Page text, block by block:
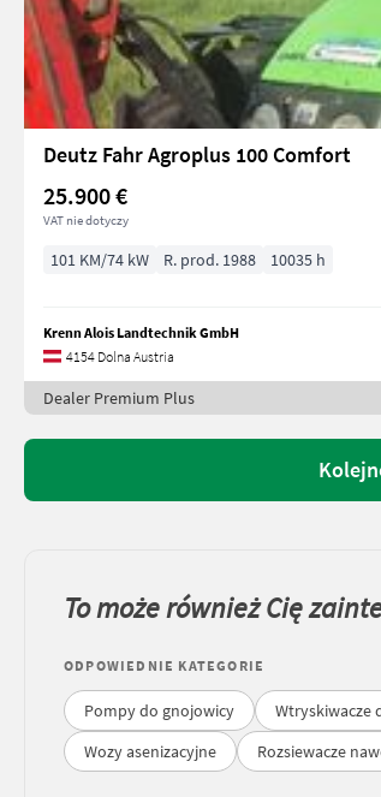
Deutz Fahr Agroplus 100 Comfort
25.900 €
VAT nie dotyczy
101 KM/74 kW R. prod. 1988 10035 h
Krenn Alois Landtechnik GmbH
4154 Dolna Austria
Dealer Premium Plus
To może również Cię
ODPOWIEDNIE KATEGORIE
Pompy do gnojowicy Wtryskiwacze
Wozy asenizacyjne
Rozsiewacze